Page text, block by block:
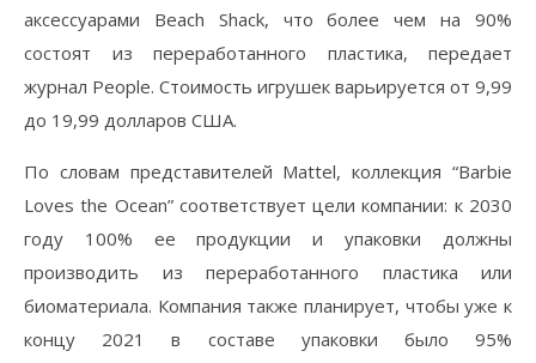
аксессуарами Beach Shack, что более чем на 90%
состоят из переработанного пластика, передает
журнал People. Стоимость игрушек варьируется от 9,99
до 19,99 долларов США.
По словам представителей Mattel, коллекция “Barbie
Loves the Ocean” соответствует цели компании: к 2030
году 100% ее продукции и упаковки должны
производить из переработанного пластика или
биоматериала. Компания также планирует, чтобы уже к
концу 2021 в составе упаковки было 95%